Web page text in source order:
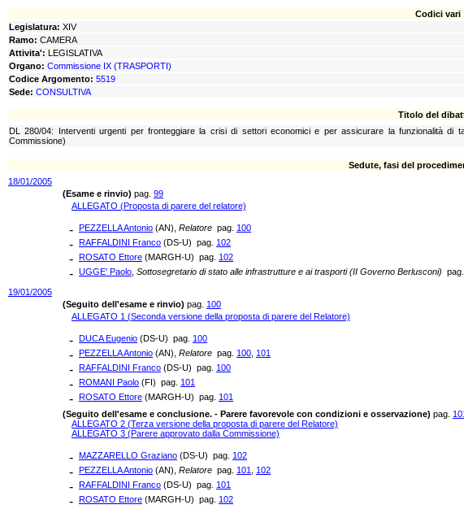
Codici vari
Legislatura: XIV
Ramo: CAMERA
Attivita': LEGISLATIVA
Organo: Commissione IX (TRASPORTI)
Codice Argomento: 5519
Sede: CONSULTIVA
Titolo del
DL 280/04: Interventi urgenti per fronteggiare la crisi di settori economici e per assicurare la funzionalità di
Commissione)
Sedute, fasi del
18/01/2005
(Esame e rinvio) pag. 99
ALLEGATO (Proposta di parere del relatore)
- PEZZELLA Antonio (AN), Relatore pag. 100
- RAFFALDINI Franco (DS-U) pag. 102
- ROSATO Ettore (MARGH-U) pag. 102
- UGGE' Paolo Sottosegretario di stato alle infrastrutture e ai trasporti (II Governo Berlusconi) pag.
19/01/2005
(Seguito dell'esame e rinvio) pag. 100
ALLEGATO 1 (Seconda versione della proposta di parere del Relatore)
- DUCA Eugenio (DS-U) pag. 100
- PEZZELLA Antonio (AN), Relatore pag. 100 101
- RAFFALDINI Franco (DS-U) pag. 100
- ROMANI Paolo (FI) pag. 101
- ROSATO Ettore (MARGH-U) pag. 101
(Seguito dell'esame e conclusione. - Parere favorevole con condizioni e osservazione) pag.
ALLEGATO 2 (Terza versione della proposta di parere del Relatore)
ALLEGATO 3 (Parere approvato dalla Commissione)
- MAZZARELLO Graziano (DS-U) pag. 102
- PEZZELLA Antonio (AN), Relatore pag. 101 102
- RAFFALDINI Franco (DS-U) pag. 101
- ROSATO Ettore (MARGH-U) pag. 102